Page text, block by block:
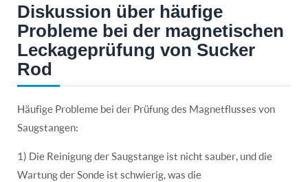
Diskussion über häufige
Probleme bei der magnetischen
Leckageprüfung von Sucker
Rod
Häufige Probleme bei der Prüfung des Magnetflusses von
Saugstangen:
1) Die Reinigung der Saugstange ist nicht sauber, und die
Wartung der Sonde ist schwierig, was die